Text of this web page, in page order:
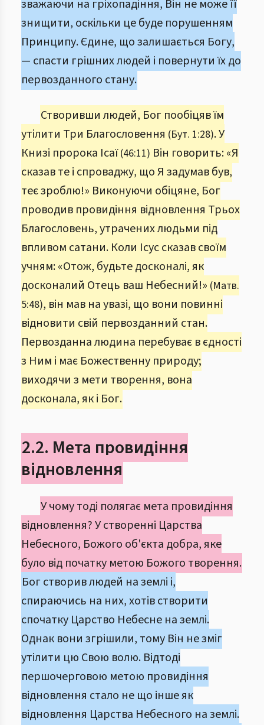
зважаючи на гріхопадіння, Він не може її
знищити, оскільки це буде порушенням
Принципу. Єдине, що залишається Богу,
— спасти грішних людей і повернути їх до
первозданного стану.
Створивши людей, Бог пообіцяв їм
утілити Три Благословення (Бут. 1:28). У
Книзі пророка Ісаї(46:11) Він говорить: «Я
сказав те і спроваджу, що Я задумав був,
теє зроблю!» Виконуючи обіцяне, Бог
проводив провидіння відновлення Трьох
Благословень, утрачених людьми під
впливом сатани. Коли Ісус сказав своїм
учням: «Отож, будьте досконалі, як
досконалий Отець ваш Небесний!» (Матв.
5:48), він мав на увазі, що вони повинні
відновити свій первозданний стан.
Первозданна людина перебуває в єдності
з Ним і має Божественну природу;
виходячи з мети творення, вона
досконала, як і Бог.
2.2. Мета провидіння
відновлення
У чому тоді полягає мета провидіння
відновлення? У створенні Царства
Небесного, Божого об'єкта добра, яке
було від початку метою Божого творення.
Бог створив людей на землі і,
спираючись на них, хотів створити
спочатку Царство Небесне на землі.
Однак вони згрішили, тому Він не зміг
утілити цю Свою волю. Відтоді
першочерговою метою провидіння
відновлення стало не що інше як
відновлення Царства Небесного на землі.